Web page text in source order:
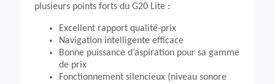
plusieurs points forts du G20 Lite :
Excellent rapport qualité-prix
Navigation intelligente efficace
Bonne puissance d’aspiration pour sa gamme
de prix
Fonctionnement silencieux (niveau sonore